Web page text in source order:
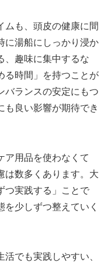
ムも、頭皮の健康に間
に湯船にしっかり浸か
、趣味に集中するな
る時間」を持つことが
バランスの安定にもつ
も良い影響が期待でき
ア用品を使わなくて
は数多くあります。大
つ実践する」ことで
少しずつ整えていく
でも実践しやすい、